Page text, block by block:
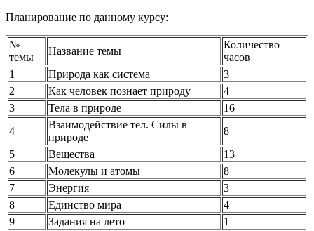
Планирование по данному курсу:
№
темы
Название темы
Количество
часов
1
Природа как система
3
2
Как человек познает природу
4
3
Тела в природе
16
4
Взаимодействие тел. Силы в
природе
8
5
Вещества
13
6
Молекулы и атомы
8
7
Энергия
3
8
Единство мира
4
9
Задания на лето 1